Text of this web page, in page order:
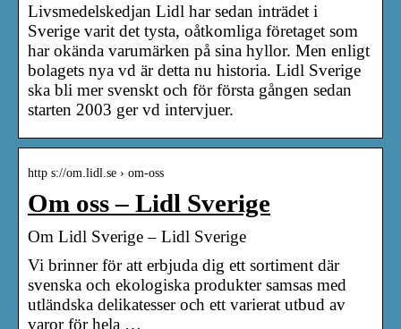
Livsmedelskedjan Lidl har sedan inträdet i
Sverige varit det tysta, oåtkomliga företaget som
har okända varumärken på sina hyllor. Men enligt
bolagets nya vd är detta nu historia. Lidl Sverige
ska bli mer svenskt och för första gången sedan
starten 2003 ger vd intervjuer.
http s://om.lidl.se › om-oss
Om oss – Lidl Sverige
Om Lidl Sverige – Lidl Sverige
Vi brinner för att erbjuda dig ett sortiment där
svenska och ekologiska produkter samsas med
utländska delikatesser och ett varierat utbud av
varor för hela …